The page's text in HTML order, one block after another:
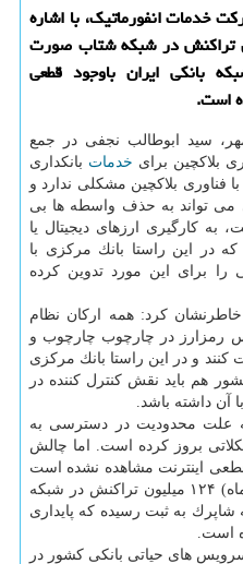
خدمات انفورماتیك، با اشاره
گذشته ۱۲۴ میلیون تراكنش در شبكه شتاب صورت
بانكی ایران باوجود قطعی
سید ابوطالب نجفی در جمع
بلاكچین برای خدمات بانكداری
فناوری بلاكچین مشكلی ندارد و
می تواند به حذف واسطه ها بی
به كارگیری ارزهای دیجیتال یا
در این راستا بانك مركزی با
را برای این مورد تدوین كرده
كرد: همه اركان نظام
رمزارز در چارچوب چارچوب و
و در این راستا بانك مركزی
هم باید نقش كنترل كننده در
آن داشته باشد.
علت محدودیت در دسترسی به
بروز كرده است. اما چالش
اینترنت مشاهده نشده است
به نحوی كه روز گذشته (۲۷ آبان ماه) ۱۲۴ میلیون تراكنش در شبكه
شبكه شاپرك به ثبت رسیده كه پایداری
های حیاتی بانكی كشور در